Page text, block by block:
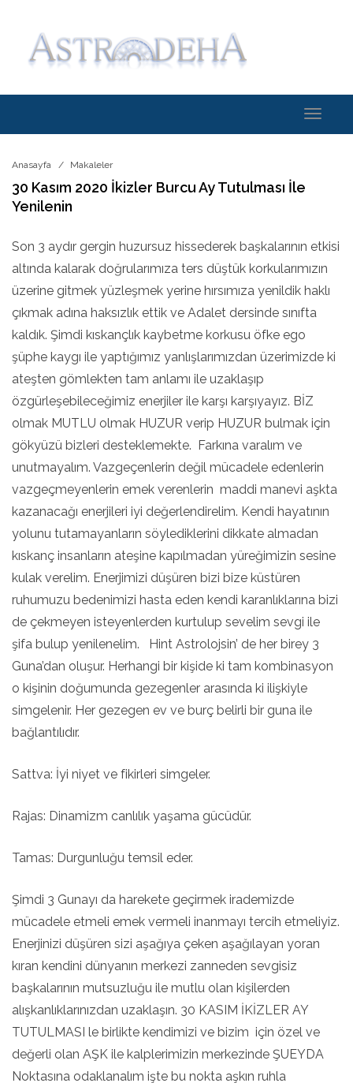
Toggle
Anasayfa Makaleler
30 Kasım 2020 İkizler Burcu Ay Tutulması İle
Yenilenin
Son 3 aydır gergin huzursuz hissederek başkalarının etkisi
altında kalarak doğrularımıza ters düştük korkularımızın
üzerine gitmek yüzleşmek yerine hırsımıza yenildik haklı
çıkmak adına haksızlık ettik ve Adalet dersinde sınıfta
kaldık. Şimdi kıskançlık kaybetme korkusu öfke ego
şüphe kaygı ile yaptığımız yanlışlarımızdan üzerimizde ki
ateşten gömlekten tam anlamı ile uzaklaşıp
özgürleşebileceğimiz enerjiler ile karşı karşıyayız. BİZ
olmak MUTLU olmak HUZUR verip HUZUR bulmak için
gökyüzü bizleri desteklemekte. Farkına varalım ve
unutmayalım. Vazgeçenlerin değil mücadele edenlerin
vazgeçmeyenlerin emek verenlerin maddi manevi aşkta
kazanacağı enerjileri iyi değerlendirelim. Kendi hayatının
yolunu tutamayanların söylediklerini dikkate almadan
kıskanç insanların ateşine kapılmadan yüreğimizin sesine
kulak verelim. Enerjimizi düşüren bizi bize küstüren
ruhumuzu bedenimizi hasta eden kendi karanlıklarına bizi
de çekmeyen isteyenlerden kurtulup sevelim sevgi ile
şifa bulup yenilenelim. Hint Astrolojsin’ de her birey 3
Guna’dan oluşur. Herhangi bir kişide ki tam kombinasyon
o kişinin doğumunda gezegenler arasında ki ilişkiyle
simgelenir. Her gezegen ev ve burç belirli bir guna ile
bağlantılıdır.
Sattva: İyi niyet ve fikirleri simgeler.
Rajas: Dinamizm canlılık yaşama gücüdür.
Tamas: Durgunluğu temsil eder.
Şimdi 3 Gunayı da harekete geçirmek irademizde
mücadele etmeli emek vermeli inanmayı tercih etmeliyiz.
Enerjinizi düşüren sizi aşağıya çeken aşağılayan yoran
kıran kendini dünyanın merkezi zanneden sevgisiz
başkalarının mutsuzluğu ile mutlu olan kişilerden
alışkanlıklarınızdan uzaklaşın. 30 KASIM İKİZLER AY
TUTULMASI le birlikte kendimizi ve bizim için özel ve
değerli olan AŞK ile kalplerimizin merkezinde ŞUEYDA
Noktasına odaklanalım işte bu nokta aşkın ruhla